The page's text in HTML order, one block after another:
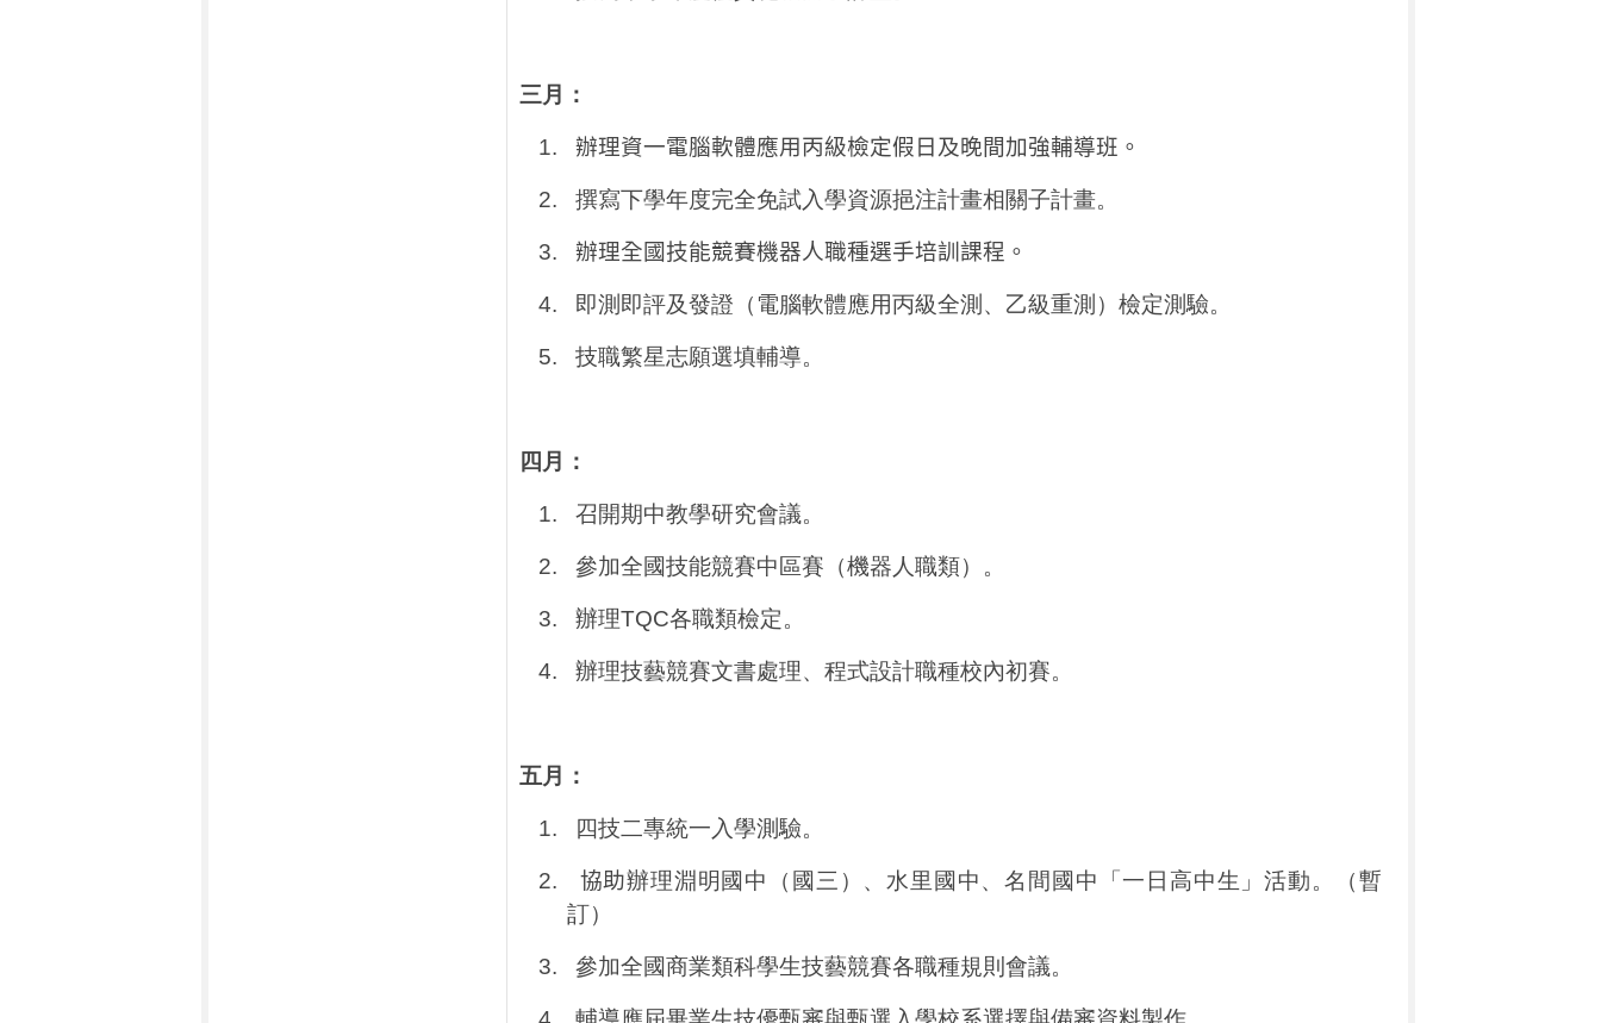
三月：
1. 辦理資一電腦軟體應用丙級檢定假日及晚間加強輔導班。
2. 撰寫下學年度完全免試入學資源挹注計畫相關子計畫。
3. 辦理全國技能競賽機器人職種選手培訓課程。
4. 即測即評及發證（電腦軟體應用丙級全測、乙級重測）檢定測驗。
5. 技職繁星志願選填輔導。
四月：
1. 召開期中教學研究會議。
2. 參加全國技能競賽中區賽（機器人職類）。
3. 辦理TQC各職類檢定。
4. 辦理技藝競賽文書處理、程式設計職種校內初賽。
五月：
1. 四技二專統一入學測驗。
2. 協助辦理淵明國中（國三）、水里國中、名間國中「一日高中生」活動。（暫
訂）
3. 參加全國商業類科學生技藝競賽各職種規則會議。